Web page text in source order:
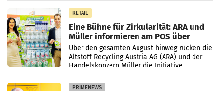
RETAIL
Eine Bühne für Zirkularität: ARA und
Müller informieren am POS über
Kreislauffähigkeit
Über den gesamten August hinweg rücken die
Altstoff Recycling Austria AG (ARA) und der
Handelskonzern Müller die Initiative
„Kreislauf-Helden“ in allen österreichischen
Müller-Filialen
PRIMENEWS